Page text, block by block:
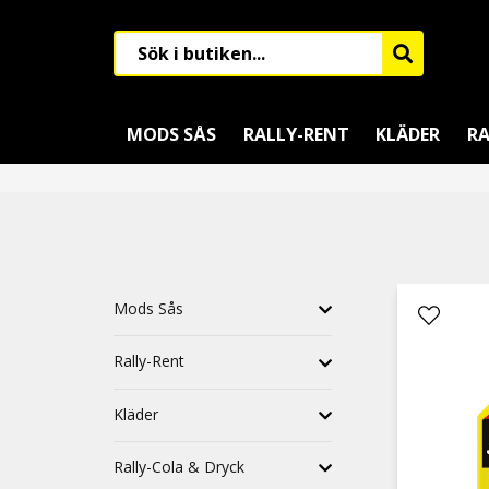
MODS SÅS RALLY-RENT KLÄDER
Mods Sås
Rally-Rent
Kläder
Rally-Cola & Dryck